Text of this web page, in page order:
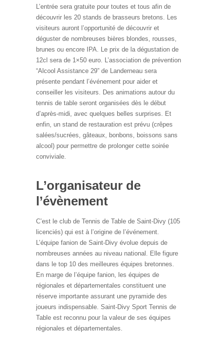
L’entrée sera gratuite pour toutes et tous afin de
découvrir les 20 stands de brasseurs bretons. Les
visiteurs auront l’opportunité de découvrir et
déguster de nombreuses bières blondes, rousses,
brunes ou encore IPA. Le prix de la dégustation de
12cl sera de 1×50 euro. L’association de prévention
“Alcool Assistance 29” de Landerneau sera
présente pendant l’événement pour aider et
conseiller les visiteurs. Des animations autour du
tennis de table seront organisées dès le début
d’après-midi, avec quelques belles surprises. Et
enfin, un stand de restauration est prévu (crêpes
salées/sucrées, gâteaux, bonbons, boissons sans
alcool) pour permettre de prolonger cette soirée
conviviale.
L’organisateur de
l’évènement
C’est le club de Tennis de Table de Saint-Divy (105
licenciés) qui est à l’origine de l’événement.
L’équipe fanion de Saint-Divy évolue depuis de
nombreuses années au niveau national. Elle figure
dans le top 10 des meilleures équipes bretonnes.
En marge de l’équipe fanion, les équipes de
régionales et départementales constituent une
réserve importante assurant une pyramide des
joueurs indispensable. Saint-Divy Sport Tennis de
Table est reconnu pour la valeur de ses équipes
régionales et départementales.